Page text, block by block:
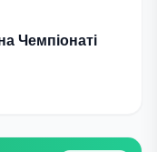
Чемпіонаті